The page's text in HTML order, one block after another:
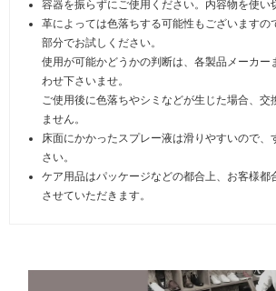
容器を振らずにご使用ください。内容物を使い
革によっては色落ちする可能性もございますの
部分でお試しください。
使用が可能かどうかの判断は、各製品メーカー
わせ下さいませ。
ご使用後に色落ちやシミなどが生じた場合、交
ません。
床面にかかったスプレー液は滑りやすいので、
さい。
ケア用品はパッケージなどの都合上、お客様都
させていただきます。